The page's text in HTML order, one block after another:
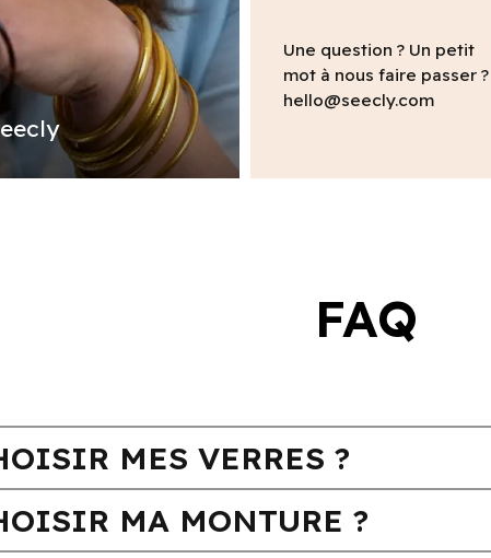
Une question ? Un petit
mot à nous faire passer ?
hello@seecly.com
FAQ
MES VERRES ?
MA MONTURE ?